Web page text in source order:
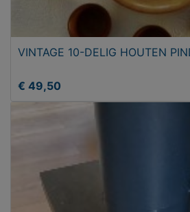
VINTAGE 10-DELIG HOUTEN
€ 49,50